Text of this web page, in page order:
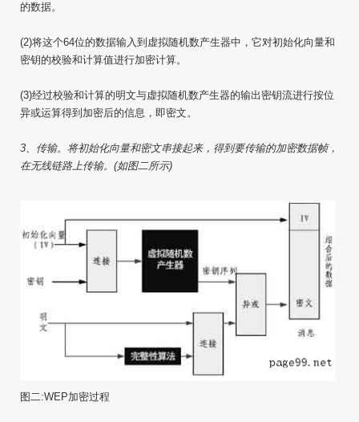
的数据。
(2)将这个64位的数据输入到虚拟随机数产生器中，它对初始化向量和
密钥的校验和计算值进行加密计算。
(3)经过校验和计算的明文与虚拟随机数产生器的输出密钥流进行按位
异或运算得到加密后的信息，即密文。
3、传输。将初始化向量和密文串接起来，得到要传输的加密数据帧，
在无线链路上传输。(如图二所示)
图二:WEP加密过程